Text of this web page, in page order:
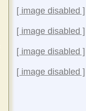
[ image disabled ]
[ image disabled ]
[ image disabled ]
[ image disabled ]